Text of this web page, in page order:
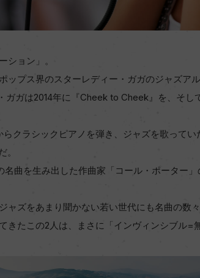
ション」。
ップス界のスターレディー・ガガのジャズア
ガガは2014年に『Cheek to Cheek』を、そし
クラシックピアノを弾き、ジャズを歌って
曲を生み出した作曲家「コール・ポーター
ャズをあまり聞かない若い世代にも名曲の数
きたこの2人は、まさに「インヴィンシブル=